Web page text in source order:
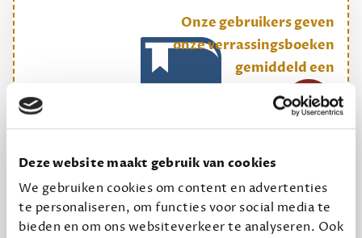
Deze website maakt gebruik van cookies
We gebruiken cookies om content en advertenties
te personaliseren, om functies voor social media te
bieden en om ons websiteverkeer te analyseren. Ook
ONS MEESTGEKOZEN BOEKENPAKKET
Dewey Plus
Onze gebruikers geven
onze verrassingsboeken
gemiddeld een
8